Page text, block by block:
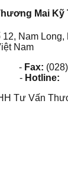
Mai Kỹ
Nam Long,
Nam
- Fax:
- Hotline:
Tư Vấn